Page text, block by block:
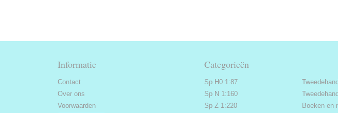
Informatie
Contact
Over ons
Voorwaarden
Categorieën
Sp H0 1:87
Sp N 1:160
Sp Z 1:220
Boeken en